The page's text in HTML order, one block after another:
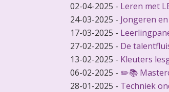
02-04-2025 - Leren met
24-03-2025 - Jongeren
17-03-2025 -
27-02-2025 - De
13-02-2025 - Kleuters
06-02-2025 - ✏️📚
28-01-2025 - Techniek